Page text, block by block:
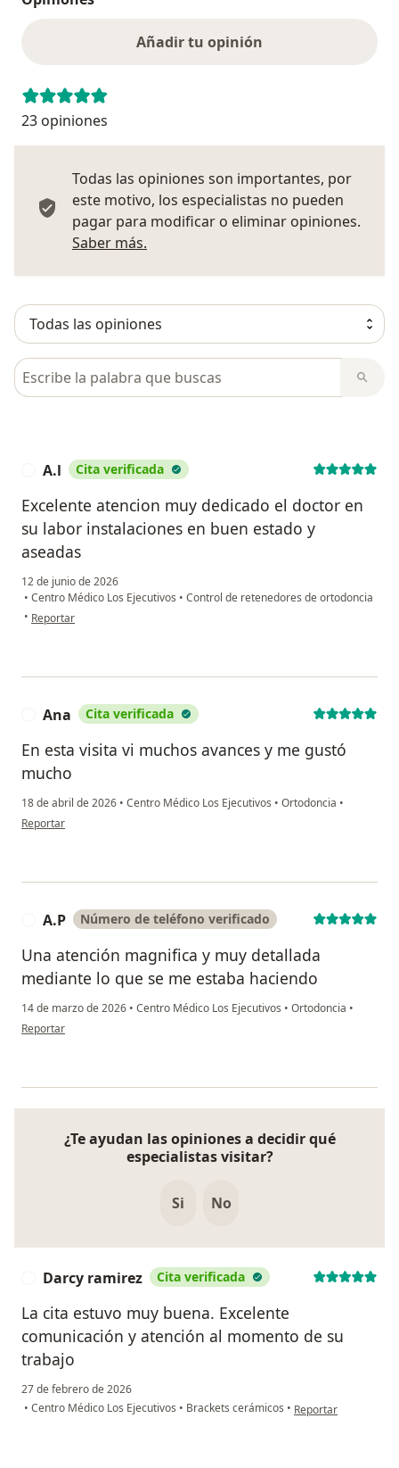
Añadir tu opinión
23 opiniones
Todas las opiniones son importantes, por
este motivo, los especialistas no pueden
pagar para modificar o eliminar opiniones.
Saber más.
Busca en opiniones
A.l Cita verificada
Excelente atencion muy dedicado el doctor en
su labor instalaciones en buen estado y
aseadas
12 de junio de 2026
• Centro Médico Los Ejecutivos • Control de retenedores de ortodoncia
• en opinión del usuario A.l
Reportar
Ana Cita verificada
En esta visita vi muchos avances y me gustó
mucho
18 de abril de 2026 • Centro Médico Los Ejecutivos • Ortodoncia •
en opinión del usuario Ana
Reportar
A.P Número de teléfono verificado
Una atención magnifica y muy detallada
mediante lo que se me estaba haciendo
14 de marzo de 2026 • Centro Médico Los Ejecutivos • Ortodoncia •
en opinión del usuario A.P
Reportar
¿Te ayudan las opiniones a decidir qué
especialistas visitar?
Si No
Darcy ramirez Cita verificada
La cita estuvo muy buena. Excelente
comunicación y atención al momento de su
trabajo
27 de febrero de 2026
• Centro Médico Los Ejecutivos • Brackets cerámicos • en opinión del
Reportar